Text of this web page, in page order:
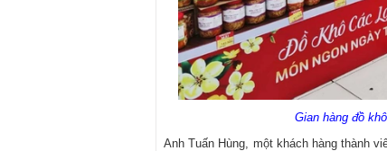
Gian hàng đồ
Anh Tuấn Hùng, một khách hàng thành